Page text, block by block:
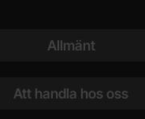
Allmänt
Att handla hos oss